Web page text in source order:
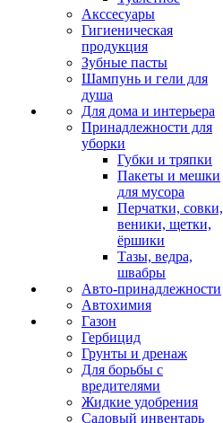
Акссесуары
Гигиеническая
продукция
Зубные пасты
Шампунь и гели для
душа
Для дома и интерьера
Принадлежности для
уборки
Губки и тряпки
Пакеты и мешки
для мусора
Перчатки, совки,
веники, щетки,
ёршики
Тазы, ведра,
швабры
Авто-принадлежности
Автохимия
Газон
Гербицид
Грунты и дренаж
Для борьбы с
вредителями
Жидкие удобрения
Садовый инвентарь